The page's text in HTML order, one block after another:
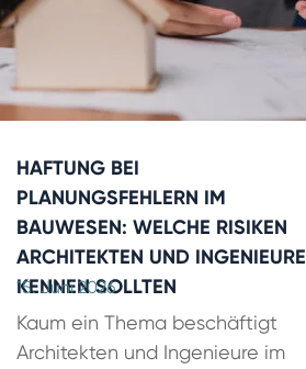
HAFTUNG BEI
PLANUNGSFEHLERN IM
BAUWESEN: WELCHE RISIKEN
ARCHITEKTEN UND INGENIEURE
KENNEN SOLLTEN
15. Juni 2026
Kaum ein Thema beschäftigt
Architekten und Ingenieure im